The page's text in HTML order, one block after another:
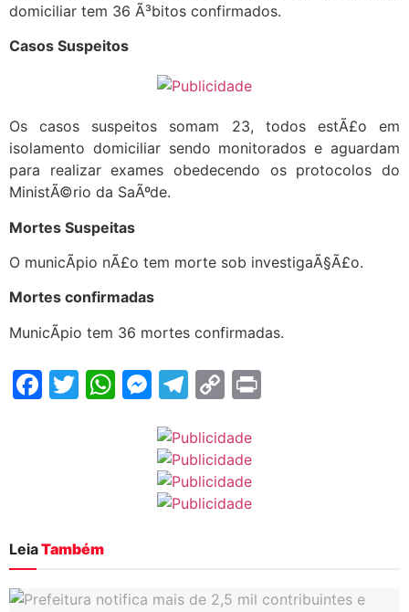
domiciliar tem 36 Ã³bitos confirmados.
Casos Suspeitos
Os casos suspeitos somam 23, todos estÃ£o em
isolamento domiciliar sendo monitorados e aguardam
para realizar exames obedecendo os protocolos do
MinistÃ©rio da SaÃºde.
Mortes Suspeitas
O municÃ­pio nÃ£o tem morte sob investigaÃ§Ã£o.
Mortes confirmadas
MunicÃ­pio tem 36 mortes confirmadas.
Facebook
Twitter
WhatsApp
Messenger
Telegram
Copy
LeiaTambém